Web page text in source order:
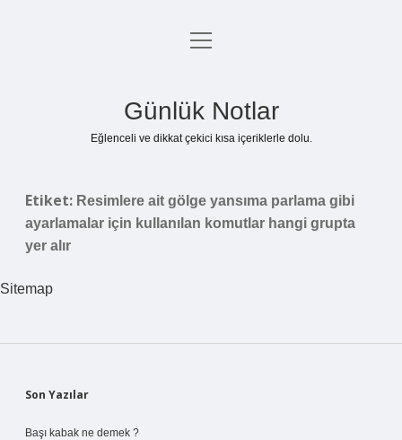
Anasayfa
menüyü
Günlük Notlar
Eğlenceli ve dikkat çekici kısa içeriklerle dolu.
Etiket: Resimlere ait gölge yansıma parlama gibi
ayarlamalar için kullanılan komutlar hangi grupta
yer alır
Sitemap
Sidebar
Son Yazılar
Başı kabak ne demek ?